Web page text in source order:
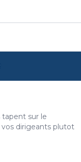
tapent sur le
vos dirigeants plutot